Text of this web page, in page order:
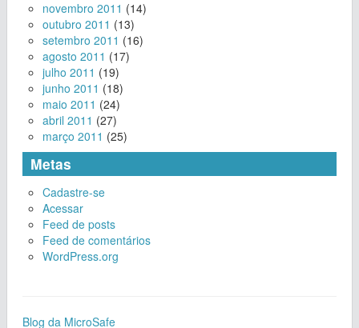
novembro 2011 (14)
outubro 2011 (13)
setembro 2011 (16)
agosto 2011 (17)
julho 2011 (19)
junho 2011 (18)
maio 2011 (24)
abril 2011 (27)
março 2011 (25)
Metas
Cadastre-se
Acessar
Feed de posts
Feed de comentários
WordPress.org
Blog da MicroSafe